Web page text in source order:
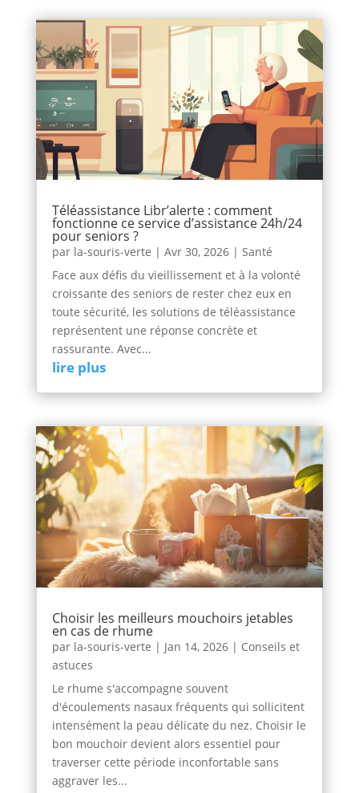
Téléassistance Libr’alerte : comment
fonctionne ce service d’assistance 24h/24
pour seniors ?
par la-souris-verte | Avr 30, 2026| Santé
Face aux défis du vieillissement et à la volonté
croissante des seniors de rester chez eux en
toute sécurité, les solutions de téléassistance
représentent une réponse concrète et
rassurante. Avec...
lire plus
Choisir les meilleurs mouchoirs jetables
en cas de rhume
par la-souris-verte | Jan 14, 2026| Conseils et
astuces
Le rhume s'accompagne souvent
d'écoulements nasaux fréquents qui sollicitent
intensément la peau délicate du nez. Choisir le
bon mouchoir devient alors essentiel pour
traverser cette période inconfortable sans
aggraver les...